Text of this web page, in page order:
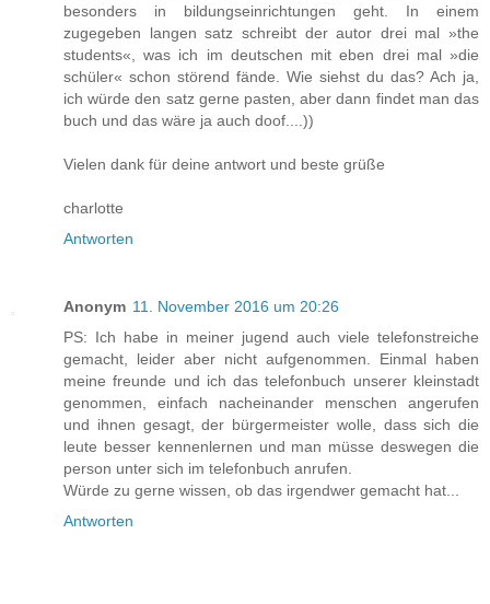
besonders in bildungseinrichtungen geht. In einem
zugegeben langen satz schreibt der autor drei mal »the
students«, was ich im deutschen mit eben drei mal »die
schüler« schon störend fände. Wie siehst du das? Ach ja,
ich würde den satz gerne pasten, aber dann findet man das
buch und das wäre ja auch doof....))
Vielen dank für deine antwort und beste grüße
charlotte
Antworten
Anonym 11. November 2016 um 20:26
PS: Ich habe in meiner jugend auch viele telefonstreiche
gemacht, leider aber nicht aufgenommen. Einmal haben
meine freunde und ich das telefonbuch unserer kleinstadt
genommen, einfach nacheinander menschen angerufen
und ihnen gesagt, der bürgermeister wolle, dass sich die
leute besser kennenlernen und man müsse deswegen die
person unter sich im telefonbuch anrufen.
Würde zu gerne wissen, ob das irgendwer gemacht hat...
Antworten